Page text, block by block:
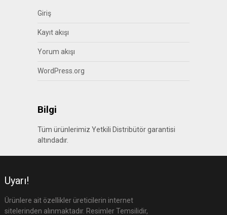
Giriş
Kayıt akışı
Yorum akışı
WordPress.org
Bilgi
Tüm ürünlerimiz Yetkili Distribütör garantisi
altındadır.
Uyarı!
Ürünlere ait özellikler üreticilerin internet
sitelerinden alınmaktadır. Resimler Temsilidir,